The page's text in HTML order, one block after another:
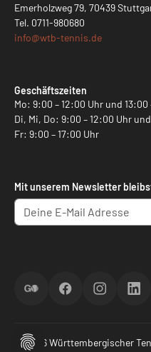
Emerholzweg 79, 70439
Tel. 0711-980680
info@wtb-tennis.de
Geschäftszeiten
Mo: 9:00 – 12:00 Uhr und 13:00
Di, Mi, Do: 9:00 – 12:00 Uhr
Fr: 9:00 – 17:00 Uhr
Mit unserem Newsletter
ScoreGOFacebookInstagram
© 2026 Württembergischer